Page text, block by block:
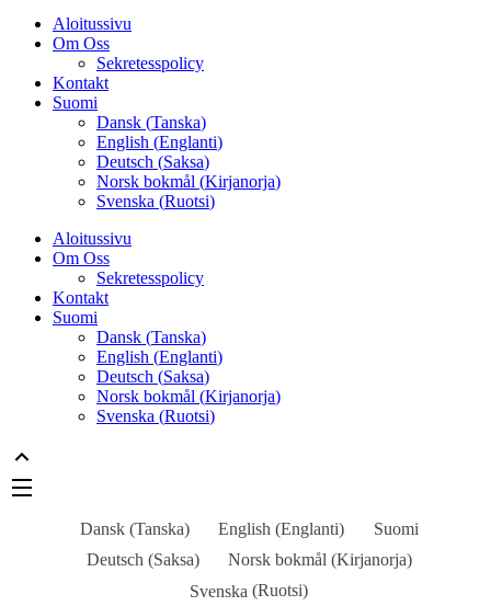
Aloitussivu
Om Oss
Sekretesspolicy
Kontakt
Suomi
Dansk (Tanska)
English (Englanti)
Deutsch (Saksa)
Norsk bokmål (Kirjanorja)
Svenska (Ruotsi)
Aloitussivu
Om Oss
Sekretesspolicy
Kontakt
Suomi
Dansk (Tanska)
English (Englanti)
Deutsch (Saksa)
Norsk bokmål (Kirjanorja)
Svenska (Ruotsi)
Dansk(Tanska) English (Englanti)
Suomi
Deutsch(Saksa) Norsk bokmål(Kirjanorja)
Svenska (Ruotsi)